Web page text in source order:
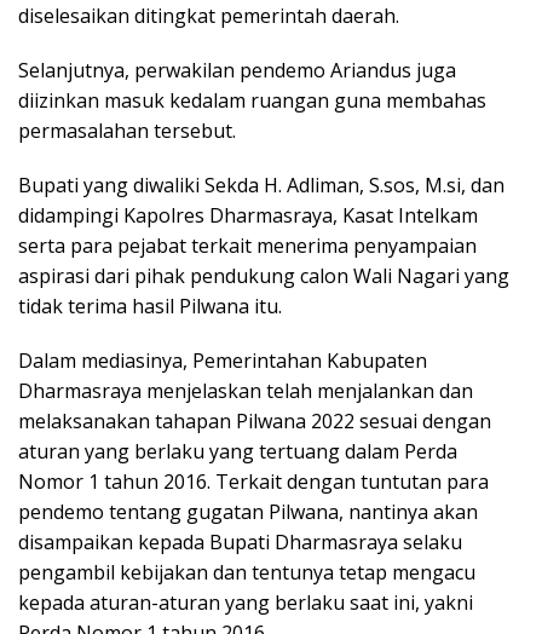
diselesaikan ditingkat pemerintah daerah.
Selanjutnya, perwakilan pendemo Ariandus juga
diizinkan masuk kedalam ruangan guna membahas
permasalahan tersebut.
Bupati yang diwaliki Sekda H. Adliman, S.sos, M.si, dan
didampingi Kapolres Dharmasraya, Kasat Intelkam
serta para pejabat terkait menerima penyampaian
aspirasi dari pihak pendukung calon Wali Nagari yang
tidak terima hasil Pilwana itu.
Dalam mediasinya, Pemerintahan Kabupaten
Dharmasraya menjelaskan telah menjalankan dan
melaksanakan tahapan Pilwana 2022 sesuai dengan
aturan yang berlaku yang tertuang dalam Perda
Nomor 1 tahun 2016. Terkait dengan tuntutan para
pendemo tentang gugatan Pilwana, nantinya akan
disampaikan kepada Bupati Dharmasraya selaku
pengambil kebijakan dan tentunya tetap mengacu
kepada aturan-aturan yang berlaku saat ini, yakni